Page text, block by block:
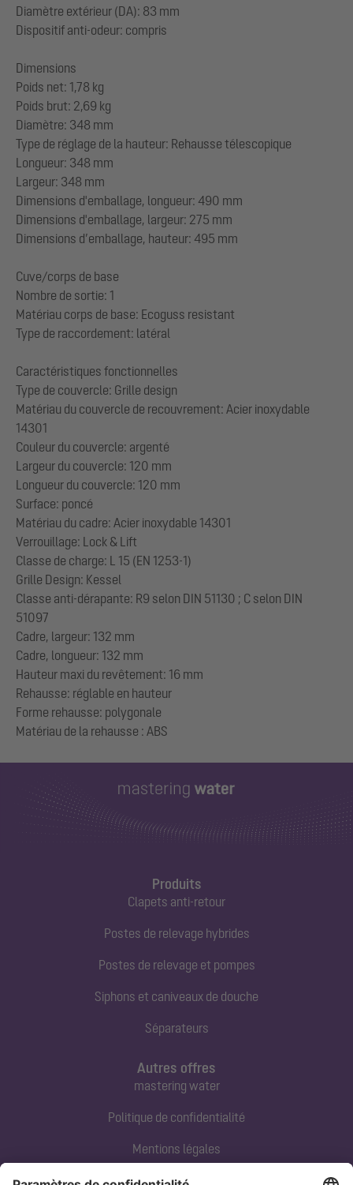
Diamètre extérieur (DA): 83 mm
Dispositif anti-odeur: compris
Dimensions
Poids net: 1,78 kg
Poids brut: 2,69 kg
Diamètre: 348 mm
Type de réglage de la hauteur: Rehausse télescopique
Longueur: 348 mm
Largeur: 348 mm
Dimensions d'emballage, longueur: 490 mm
Dimensions d'emballage, largeur: 275 mm
Dimensions d’emballage, hauteur: 495 mm
Cuve/corps de base
Nombre de sortie: 1
Matériau corps de base: Ecoguss resistant
Type de raccordement: latéral
Caractéristiques fonctionnelles
Type de couvercle: Grille design
Matériau du couvercle de recouvrement: Acier inoxydable
14301
Couleur du couvercle: argenté
Largeur du couvercle: 120 mm
Longueur du couvercle: 120 mm
Surface: poncé
Matériau du cadre: Acier inoxydable 14301
Verrouillage: Lock & Lift
Classe de charge: L 15 (EN 1253-1)
Grille Design: Kessel
Classe anti-dérapante: R9 selon DIN 51130 ; C selon DIN
51097
Cadre, largeur: 132 mm
Cadre, longueur: 132 mm
Hauteur maxi du revêtement: 16 mm
Rehausse: réglable en hauteur
Forme rehausse: polygonale
Produits
Clapets anti-retour
Postes de relevage hybrides
Postes de relevage et pompes
Siphons et caniveaux de douche
Séparateurs
Autres offres
mastering water
Politique de confidentialité
Mentions légales